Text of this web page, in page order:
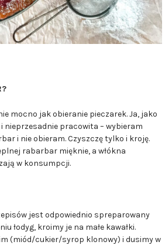
mocno jak obieranie pieczarek. Ja, jako
pracowita – wybieram
i nie obieram. Czyszczę tylko i kroję.
rabarbar mięknie, a włókna
w konsumpcji.
jest odpowiednio spreparowany
łodyg, kroimy je na małe kawałki.
(miód/cukier/syrop klonowy) i dusimy w